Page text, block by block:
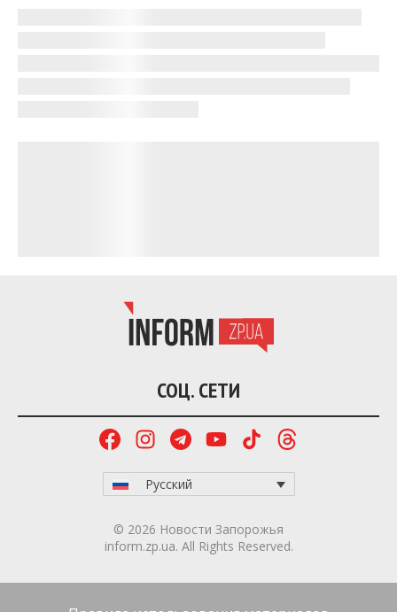
СОЦ. СЕТИ
Русский
© 2026 Новости Запорожья
inform.zp.ua. All Rights Reserved.